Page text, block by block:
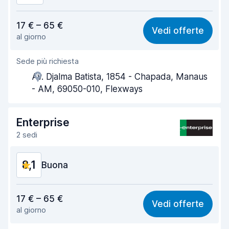
8,3
Facile da trovare 8,2
Gentilezza degli agenti
Rapidità del ritiro
Pulizia del veicolo 8,5
Condizioni dell'auto
17 € – 65 €
al giorno
Vedi offerte
Sede più richiesta
Av. Djalma Batista, 1854 - Chapada, Manaus
- AM, 69050-010, Flexways
Enterprise
2 sedi
8,1 Buona
7,9
Facile da trovare 8,2
17 € – 65 €
al giorno
Vedi offerte